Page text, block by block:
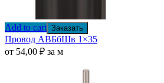
Add to cart Заказать
Провод АВБбШв 1×35
от 54,00 ₽ за м